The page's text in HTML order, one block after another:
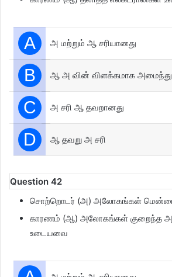
A அ மற்றும் ஆ சரியானது
B ஆ அ வின் விளக்கமாக
C அ சரி ஆ தவறானது
D ஆ தவறு அ சரி
Question 42
சொற்றொடர் (அ) அலோகங்கள்
காரணம் (ஆ) அலோகங்கள் குறைந்த
உடையவை